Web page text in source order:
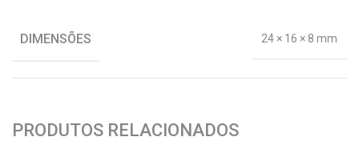
DIMENSÕES 24 × 16 × 8 mm
PRODUTOS RELACIONADOS